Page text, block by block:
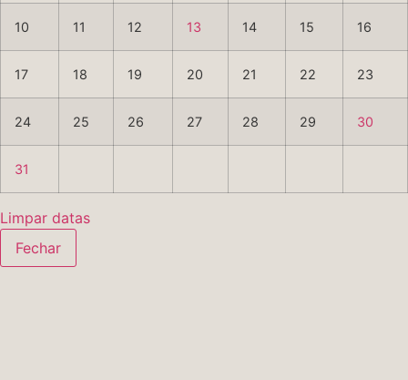
10 11 12 13 14 15 16
17 18 19 20 21 22 23
24 25 26 27 28 29 30
31
Limpar datas
Fechar